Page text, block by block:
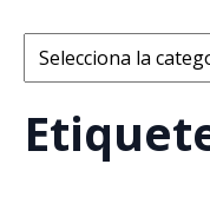
Categories